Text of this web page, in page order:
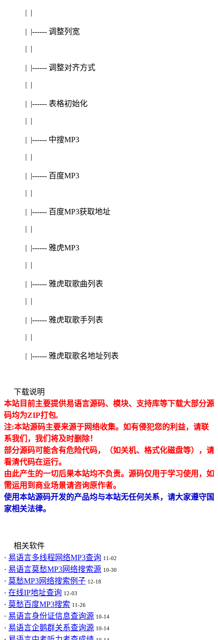
| |
| |------ 调整列宽
| |
| |------ 调整对齐方式
| |
| |------ 表格初始化
| |
| |------ 中搜MP3
| |
| |------ 百度MP3
| |
| |------ 百度MP3获取地址
| |
| |------ 雅虎MP3
| |
| |------ 雅虎取歌曲列表
| |
| |------ 雅虎取歌手列表
| |
| |------ 雅虎取歌名地址列表
下载说明
本站目前主要提供易语言源码、模块、支持库等下载大部分源
码均为ZIP打包,
注:本站源码主要来源于网络收集。如有侵犯您的利益，请联
系我们，我们将及时删除！
部分源码可能含有危险代码，（如关机、格式化磁盘等），请
看清代码在运行。
由此产生的一切后果本站均不负责。源码仅用于学习使用，如
需运用到商业场景请咨询原作者。
使用本站源码开发的产品均与本站无任何关系，请大家遵守国
家相关法律。
相关软件
· 易语言多线程网络MP3查询 11-02
· 易语言莫愁MP3网络搜索源 10-30
· 莫愁MP3网络搜索例子 12-18
· 在线IP地址查询 12-03
· 莫愁百度MP3搜索 11-26
· 易语言身份证信息查询源 10-14
· 易语言企鹅群关系查询源 10-14